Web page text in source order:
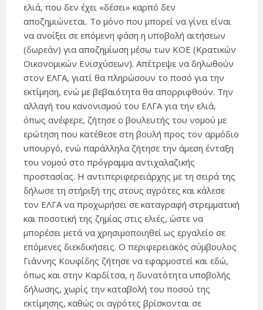
ελιά, που δεν έχει «δέσει» καρπό δεν
αποζημιώνεται. Το μόνο που μπορεί να γίνει είναι
να ανοίξει σε επόμενη φάση η υποβολή αιτήσεων
(δωρεάν) για αποζημίωση μέσω των ΚΟΕ (Κρατικών
Οικονομικών Ενισχύσεων). Απέτρεψε να δηλωθούν
στον ΕΛΓΑ, γιατί θα πληρώσουν το ποσό για την
εκτίμηση, ενώ με βεβαιότητα θα απορριφθούν. Την
αλλαγή του κανονισμού του ΕΛΓΑ για την ελιά,
όπως ανέφερε, ζήτησε ο βουλευτής του νομού με
ερώτηση που κατέθεσε στη βουλή προς τον αρμόδιο
υπουργό, ενώ παράλληλα ζήτησε την άμεση ένταξη
του νομού στο πρόγραμμα αντιχαλαζικής
προστασίας. Η αντιπεριφερειάρχης με τη σειρά της
δήλωσε τη στήριξή της στους αγρότες και κάλεσε
τον ΕΛΓΑ να προχωρήσει σε καταγραφή στρεμματική
και ποσοτική της ζημίας στις ελιές, ώστε να
μπορέσει μετά να χρησιμοποιηθεί ως εργαλείο σε
επόμενες διεκδικήσεις. Ο περιφερειακός σύμβουλος
Γιάννης Κουφίδης ζήτησε να εφαρμοστεί και εδώ,
όπως και στην Καρδίτσα, η δυνατότητα υποβολής
δήλωσης, χωρίς την καταβολή του ποσού της
εκτίμησης, καθώς οι αγρότες βρίσκονται σε